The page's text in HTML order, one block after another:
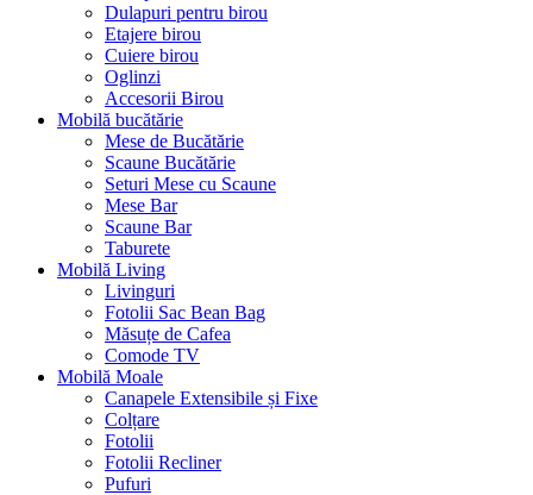
Dulapuri pentru birou
Etajere birou
Cuiere birou
Oglinzi
Accesorii Birou
Mobilă bucătărie
Mese de Bucătărie
Scaune Bucătărie
Seturi Mese cu Scaune
Mese Bar
Scaune Bar
Taburete
Mobilă Living
Livinguri
Fotolii Sac Bean Bag
Măsuțe de Cafea
Comode TV
Mobilă Moale
Canapele Extensibile și Fixe
Colțare
Fotolii
Fotolii Recliner
Pufuri